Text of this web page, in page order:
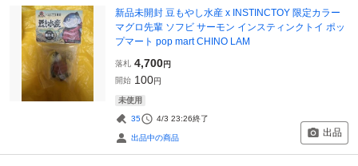
新品未開封 豆もやし水産 x INSTINCTOY 限定カラー
マグロ先輩 ソフビ サーモン インスティンクトイ ポッ
プマート pop mart CHINO LAM
落札 4,700円
開始 100円
未使用
35 4/3 23:26終了
出品中の商品 出品